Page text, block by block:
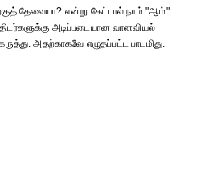
தேவையா? என்று கேட்டால் நாம் "ஆம்"
அடிப்படையான வானவியல்
அதற்காகவே எழுதப்பட்ட பாடமிது.